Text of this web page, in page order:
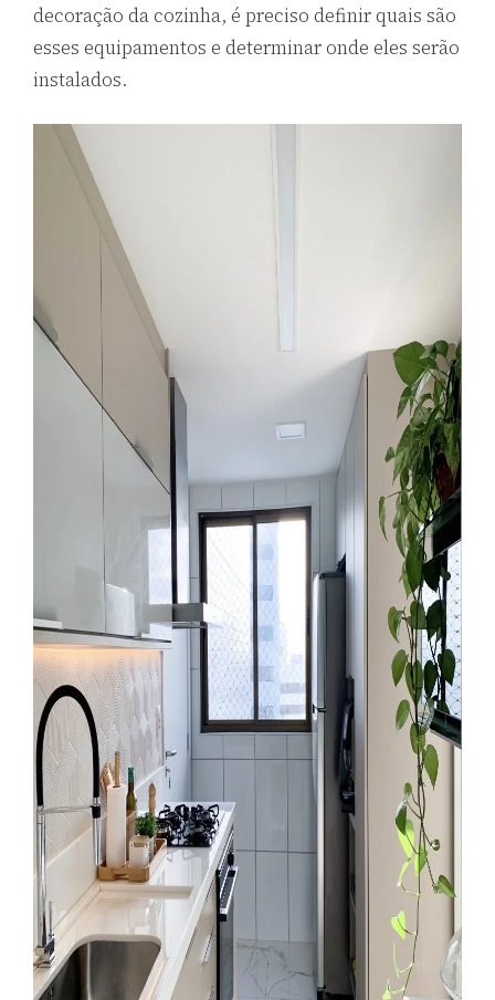
decoração da cozinha, é preciso definir quais são
esses equipamentos e determinar onde eles serão
instalados.